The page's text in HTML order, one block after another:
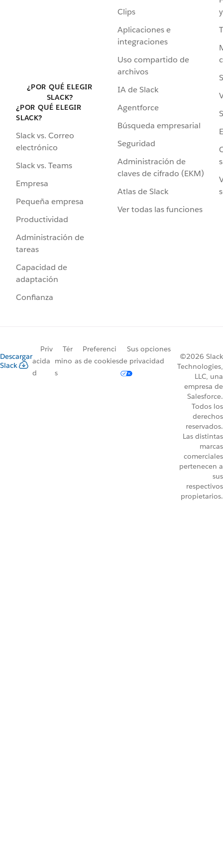
¿POR QUÉ ELEGIR
SLACK?
¿POR QUÉ ELEGIR
SLACK?
Slack vs. Correo
electrónico
Slack vs. Teams
Empresa
Pequeña empresa
Productividad
Administración de
tareas
Capacidad de
adaptación
Confianza
Clips
Aplicaciones e
integraciones
Uso compartido de
archivos
IA de Slack
Agentforce
Búsqueda empresarial
Seguridad
Administración de
claves de cifrado (EKM)
Atlas de Slack
Ver todas las funciones
Descargar
Slack
Priv
acida
d
Tér
mino
s
Preferenci
as de cookies
Sus opciones
de privacidad
©2026 Slack
Technologies,
LLC, una
empresa de
Salesforce.
Todos los
derechos
reservados.
Las distintas
marcas
comerciales
pertenecen a
sus
respectivos
propietarios.